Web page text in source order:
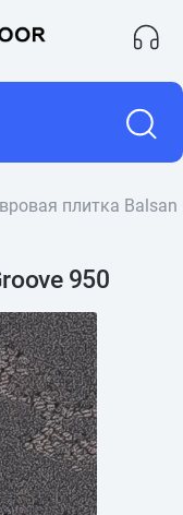
плитка Balsan
950